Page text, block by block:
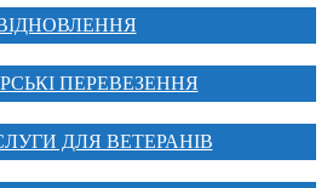
ПЕРЕВЕЗЕННЯ
ДЛЯ ВЕТЕРАНІВ